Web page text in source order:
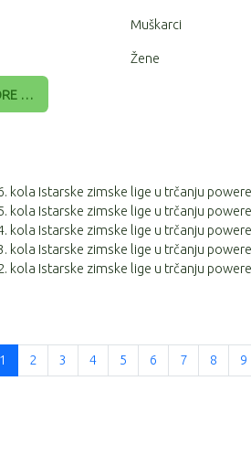
Muškarci
Žene
…
kola Istarske zimske lige u trčanju
kola Istarske zimske lige u trčanju
kola Istarske zimske lige u trčanju
kola Istarske zimske lige u trčanju
kola Istarske zimske lige u trčanju
1
2 3 4 5 6 7 8 9